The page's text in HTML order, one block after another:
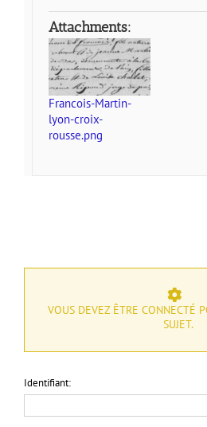
Attachments:
Francois-Martin-
lyon-croix-
rousse.png
VOUS DEVEZ ÊTRE CONNECTÉ
SUJET.
Identifiant: